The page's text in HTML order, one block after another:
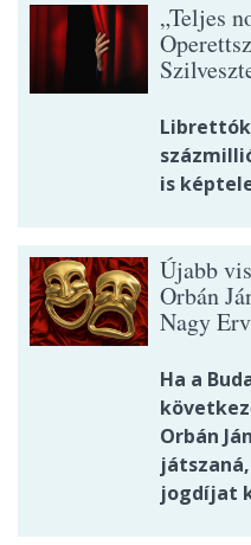
„Teljes
is
Újabb
Orbán
Nagy
Ha a
Orbán
jogdíjat